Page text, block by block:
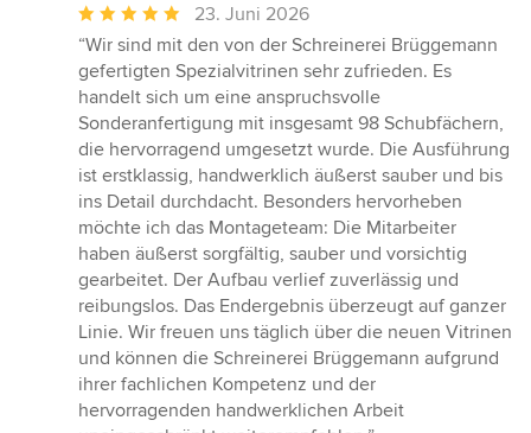
Durchschnittliche
Bewertung:
5
von
5
Sternen
23. Juni 2026
“Wir sind mit den von der Schreinerei Brüggemann
gefertigten Spezialvitrinen sehr zufrieden. Es
handelt sich um eine anspruchsvolle
Sonderanfertigung mit insgesamt 98 Schubfächern,
die hervorragend umgesetzt wurde. Die Ausführung
ist erstklassig, handwerklich äußerst sauber und bis
ins Detail durchdacht. Besonders hervorheben
möchte ich das Montageteam: Die Mitarbeiter
haben äußerst sorgfältig, sauber und vorsichtig
gearbeitet. Der Aufbau verlief zuverlässig und
reibungslos. Das Endergebnis überzeugt auf ganzer
Linie. Wir freuen uns täglich über die neuen Vitrinen
und können die Schreinerei Brüggemann aufgrund
ihrer fachlichen Kompetenz und der
hervorragenden handwerklichen Arbeit